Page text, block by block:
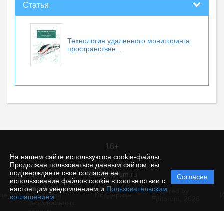
На нашем сайте используются cookie-файлы.
Продолжая пользоваться данным сайтом, вы
подтверждаете свое согласие на
использование файлов cookie в соответствии с
настоящим уведомлением и Пользовательским
соглашением
Согласен
Статьи
Технология удаленного мониторинга
пространствен...
16+
© itt.editorum.ru
Политика
защиты и
обработки
Powered by